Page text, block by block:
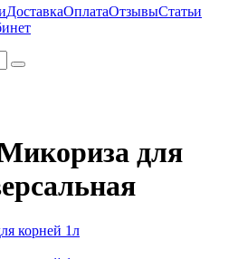
ДоставкаОплатаОтзывыСтатьи
для